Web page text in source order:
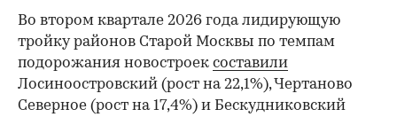
Во втором квартале 2026 года лидирующую
тройку районов Старой Москвы по темпам
подорожания новостроек составили
Лосиноостровский (рост на 22,1%), Чертаново
Северное (рост на 17,4%) и Бескудниковский